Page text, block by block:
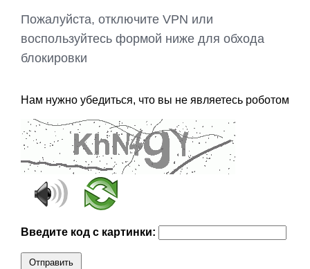
Пожалуйста, отключите VPN или
воспользуйтесь формой ниже для обхода
блокировки
Нам нужно убедиться, что вы не являетесь роботом
Введите код с картинки:
Отправить